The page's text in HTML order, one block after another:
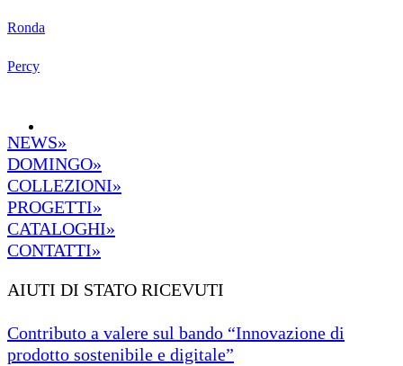
Ronda
Percy
NEWS»
DOMINGO»
COLLEZIONI»
PROGETTI»
CATALOGHI»
CONTATTI»
AIUTI DI STATO RICEVUTI
Contributo a valere sul bando “Innovazione di
prodotto sostenibile e digitale”